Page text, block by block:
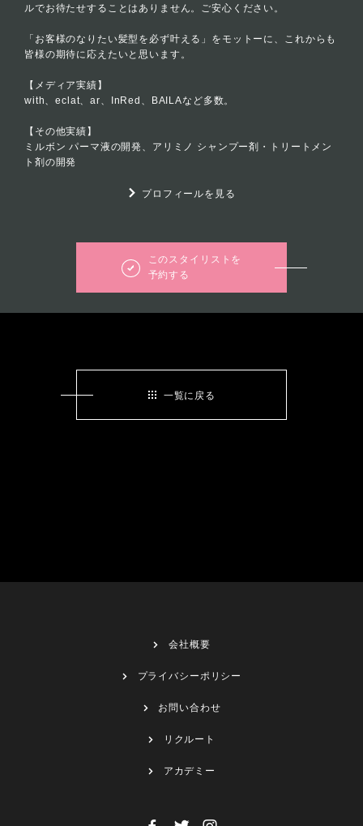
ルでお待たせすることはありません。ご安心ください。
「お客様のなりたい髪型を必ず叶える」をモットーに、これからも
皆様の期待に応えたいと思います。
【メディア実績】
with、eclat、ar、InRed、BAILAなど多数。
【その他実績】
ミルボン パーマ液の開発、アリミノ シャンプー剤・トリートメン
ト剤の開発
プロフィールを見る
このスタイリストを
予約する
一覧に戻る
会社概要
プライバシーポリシー
お問い合わせ
リクルート
アカデミー